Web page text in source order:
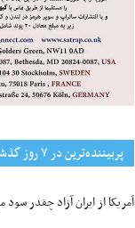
پربیننده‌ترین‌ در ۷ روز گذشته
آمریکا از ایران آزاد چقدر سود